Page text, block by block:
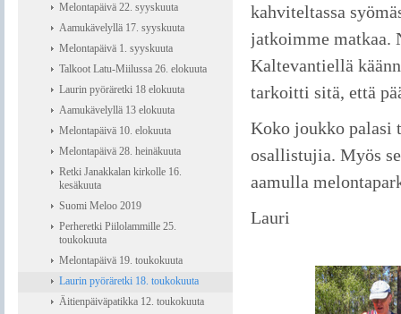
kahviteltassa
jatkoimme matkaa.
Kaltevantiellä
tarkoitti sitä, että
Koko joukko palasi
osallistujia. Myös
aamulla
Lauri
Melontapäivä 22. syyskuuta
Aamukävelyllä 17. syyskuuta
Melontapäivä 1. syyskuuta
Talkoot Latu-Miilussa 26. elokuuta
Laurin pyöräretki 18 elokuuta
Aamukävelyllä 13 elokuuta
Melontapäivä 10. elokuuta
Melontapäivä 28. heinäkuuta
Retki Janakkalan kirkolle 16.
kesäkuuta
Suomi Meloo 2019
Perheretki Piilolammille 25.
toukokuuta
Melontapäivä 19. toukokuuta
Laurin pyöräretki 18. toukokuuta
Äitienpäiväpatikka 12. toukokuuta